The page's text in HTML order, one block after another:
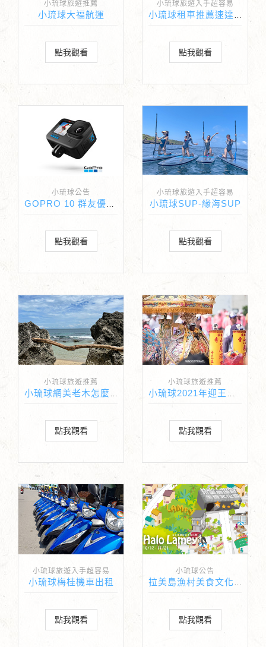
小琉球旅遊推薦
小琉球大福航運
點我觀看
小琉球旅遊入手超容易
點我觀看
小琉球公告
GOPRO 10 群友優惠合作開跑
點我觀看
小琉球旅遊入手超容易
小琉球SUP-緣海SUP
點我觀看
小琉球旅遊推薦
點我觀看
小琉球旅遊推薦
點我觀看
小琉球旅遊入手超容易
小琉球梅桂機車出租
點我觀看
小琉球公告
拉美島漁村美食文化季
點我觀看